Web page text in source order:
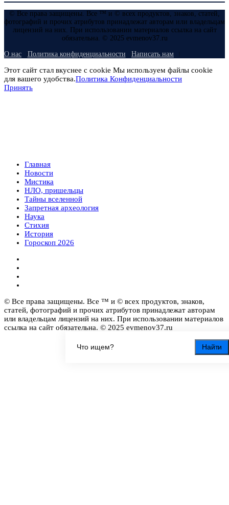
Найти
© Все права защищены. Все ™ и © всех продуктов, знаков, статей,
фотографий и прочих атрибутов принадлежат авторам или владельцам
лицензий на них. При использовании материалов ссылка на сайт
обязательна. © 2025 evmenov37.ru
О нас Политика конфиденциальности Написать нам
Этот сайт стал вкуснее с cookie Мы используем файлы cookie
для вашего удобства.Политика Конфиденциальности
Принять
Главная
Новости
Мистика
НЛО, пришельцы
Тайны вселенной
Запретная археология
Наука
Стихия
История
Гороскоп 2026
© Все права защищены. Все ™ и © всех продуктов, знаков,
статей, фотографий и прочих атрибутов принадлежат авторам
или владельцам лицензий на них. При использовании материалов
ссылка на сайт обязательна. © 2025 evmenov37.ru